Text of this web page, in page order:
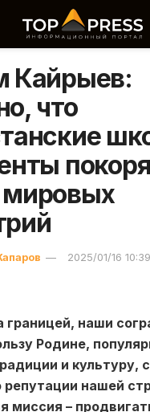
Кайрыев:
что
2025/01/16 10:39
границей, наши
Родине,
и культуру,
репутации нашей
миссия –